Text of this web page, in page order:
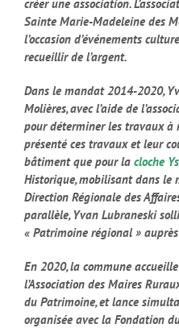
créer une association.
Sainte Marie-Madeleine des
l’occasion d’événements
recueillir de l’argent.
Dans le mandat 2014-2020,
Molières, avec l’aide de
pour déterminer les travaux à
présenté ces travaux et leur
bâtiment que pour la cloche
Historique, mobilisant dans le
Direction Régionale des
parallèle, Yvan Lubraneski
« Patrimoine régional »
En 2020, la commune
l’Association des Maires
du Patrimoine, et lance
organisée avec la Fondation